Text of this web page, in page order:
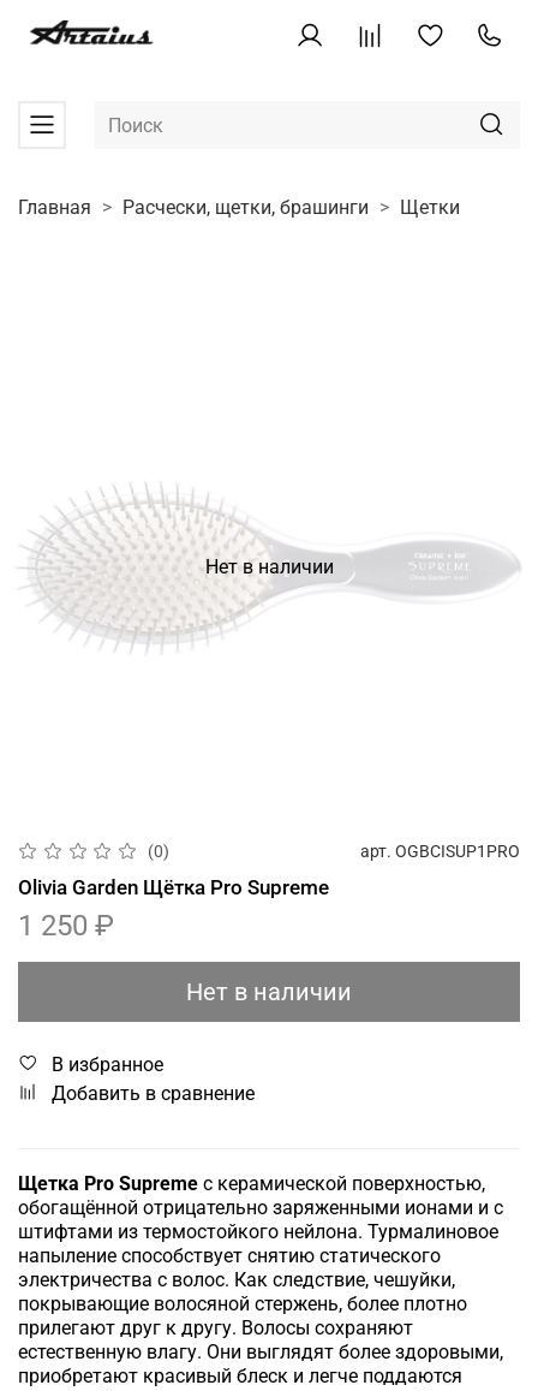
Главная Расчески, щетки, брашинги Щетки
Нет в наличии
(0) арт. OGBCISUP1PRO
Olivia Garden Щётка Pro Supreme
1 250 ₽
Нет в наличии
В избранное
Добавить в сравнение
Щетка Pro Supreme с керамической поверхностью,
обогащённой отрицательно заряженными ионами и с
штифтами из термостойкого нейлона. Турмалиновое
напыление способствует снятию статического
электричества с волос. Как следствие, чешуйки,
покрывающие волосяной стержень, более плотно
прилегают друг к другу. Волосы сохраняют
естественную влагу. Они выглядят более здоровыми,
приобретают красивый блеск и легче поддаются